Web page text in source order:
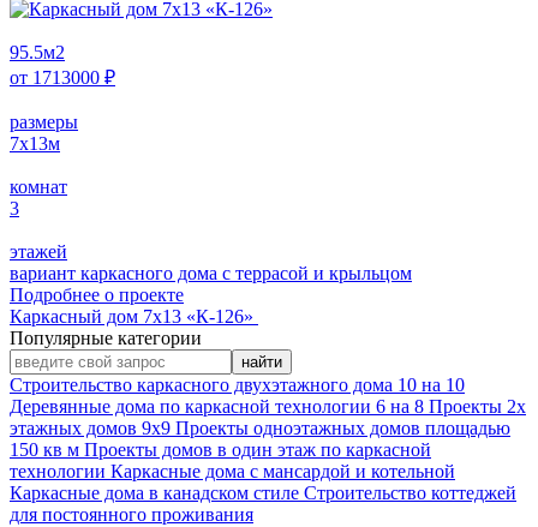
95.5м2
от 1713000 ₽
размеры
7х13м
комнат
3
этажей
вариант каркасного дома с террасой и крыльцом
Подробнее о проектe
Каркасный дом 7х13 «К-126»
Популярные категории
найти
Строительство каркасного двухэтажного дома 10 на 10
Деревянные дома по каркасной технологии 6 на 8 Проекты 2х
этажных домов 9х9 Проекты одноэтажных домов площадью
150 кв м Проекты домов в один этаж по каркасной
технологии Каркасные дома с мансардой и котельной
Каркасные дома в канадском стиле Строительство коттеджей
для постоянного проживания